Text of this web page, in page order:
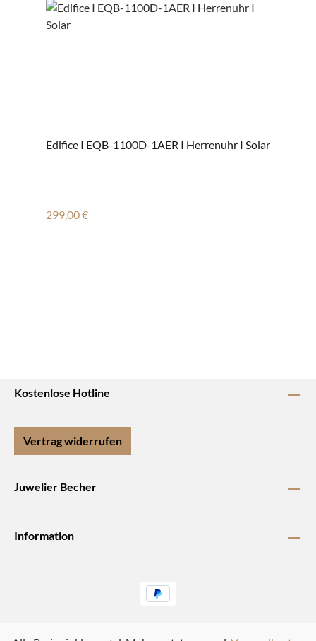
Edifice I EQB-1100D-1AER I Herrenuhr I Solar
Regulärer Preis:
299,00 €
Kostenlose Hotline
Vertrag widerrufen
Juwelier Becher
Information